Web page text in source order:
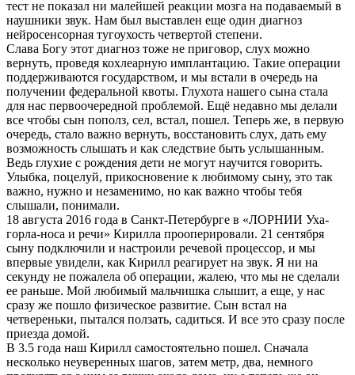
тест не показал ни малейшей реакции мозга на подаваемый в
наушники звук. Нам был выставлен еще один диагноз
нейросенсорная тугоухость четвертой степени.
Слава Богу этот диагноз тоже не приговор, слух можно
вернуть, проведя кохлеарную имплантацию. Такие операции
поддерживаются государством, и мы встали в очередь на
получении федеральной квоты. Глухота нашего сына стала
для нас первоочередной проблемой. Ещё недавно мы делали
все чтобы сын пополз, сел, встал, пошел. Теперь же, в первую
очередь, стало важно вернуть, восстановить слух, дать ему
возможность слышать и как следствие быть услышанным.
Ведь глухие с рождения дети не могут научится говорить.
Улыбка, поцелуй, прикосновение к любимому сыну, это так
важно, нужно и незаменимо, но как важно чтобы тебя
слышали, понимали.
18 августа 2016 года в Санкт-Петербурге в «ЛОРНИИ Уха-
горла-носа и речи» Кирилла прооперировали. 21 сентября
сыну подключили и настроили речевой процессор, и мы
впервые увидели, как Кирилл реагирует на звук. Я ни на
секунду не пожалела об операции, жалею, что мы не сделали
ее раньше. Мой любимый мальчишка слышит, а еще, у нас
сразу же пошло физическое развитие. Сын встал на
четвереньки, пытался ползать, садиться. И все это сразу после
приезда домой.
В 3.5 года наш Кирилл самостоятельно пошел. Сначала
несколько неуверенных шагов, затем метр, два, немного